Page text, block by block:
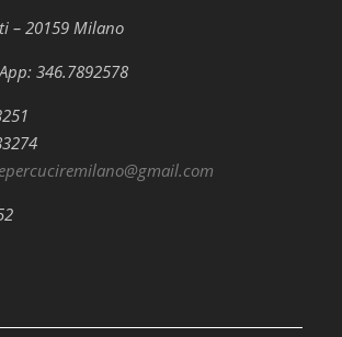
– 20159 Milano
346.7892578